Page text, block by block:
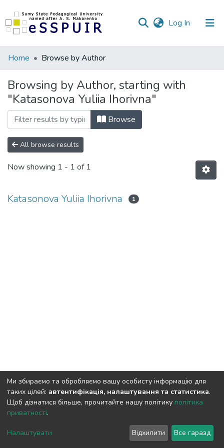
Log In (current)
Communities
Collections
All of DSpace
Home Browse by Author
Browsing by Author, starting with
"Katasonova Yuliia Ihorivna"
Browse
All browse results
Now showing 1 - 1 of 1
Katasonova Yuliia Ihorivna 1
DSpace software and SSPU named after A.S. Makarenko
copyright © 2002-2026LYRASIS
Privacy policy Send Feedback
Ми збираємо та обробляємо вашу особисту інформацію для
таких цілей: автентифікація, налаштування та статистика.
Щоб дізнатися більше, прочитайте нашу політику політика
приватності.
Налаштувати Відхилити Все гаразд